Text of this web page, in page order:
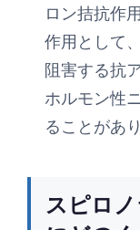
ロン拮抗作
作用として
阻害する抗
ホルモン性
ることがあ
スピロ